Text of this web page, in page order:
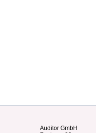
Auditor GmbH